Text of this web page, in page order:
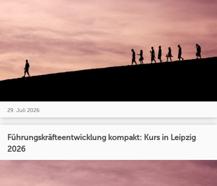
29. Juli 2026
Führungskräfteentwicklung kompakt: Kurs in Leipzig
2026